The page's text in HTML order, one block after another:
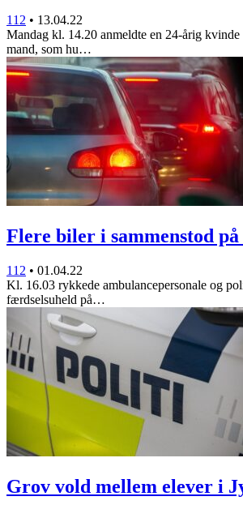
112 • 13.04.22
Mandag kl. 14.20 anmeldte en 24-årig kvinde
mand, som hu…
Flere biler i sammenstod på
112 • 01.04.22
Kl. 16.03 rykkede ambulancepersonale og
færdselsuheld på…
Grov vold mellem elever i